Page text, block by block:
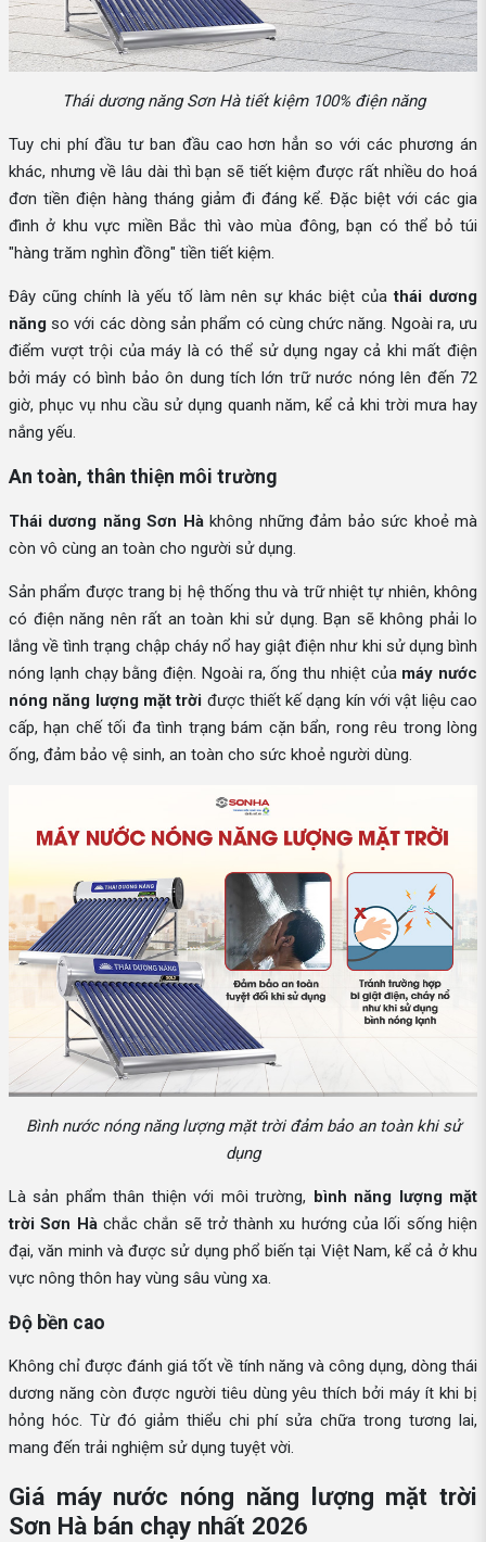
Thái dương năng Sơn Hà tiết kiệm 100% điện năng
Tuy chi phí đầu tư ban đầu cao hơn hẳn so với các phương án
khác, nhưng về lâu dài thì bạn sẽ tiết kiệm được rất nhiều do hoá
đơn tiền điện hàng tháng giảm đi đáng kể. Đặc biệt với các gia
đình ở khu vực miền Bắc thì vào mùa đông, bạn có thể bỏ túi
"hàng trăm nghìn đồng" tiền tiết kiệm.
Đây cũng chính là yếu tố làm nên sự khác biệt củathái dương
năng so với các dòng sản phẩm có cùng chức năng. Ngoài ra, ưu
điểm vượt trội của máy là có thể sử dụng ngay cả khi mất điện
bởi máy có bình bảo ôn dung tích lớn trữ nước nóng lên đến 72
giờ, phục vụ nhu cầu sử dụng quanh năm, kể cả khi trời mưa hay
nắng yếu.
An toàn, thân thiện môi trường
Thái dương năng Sơn Hàkhông những đảm bảo sức khoẻ mà
còn vô cùng an toàn cho người sử dụng.
Sản phẩm được trang bị hệ thống thu và trữ nhiệt tự nhiên, không
có điện năng nên rất an toàn khi sử dụng. Bạn sẽ không phải lo
lắng về tình trạng chập cháy nổ hay giật điện như khi sử dụng bình
nóng lạnh chạy bằng điện. Ngoài ra, ống thu nhiệt của máy nước
nóng năng lượng mặt trời được thiết kế dạng kín với vật liệu cao
cấp, hạn chế tối đa tình trạng bám cặn bẩn, rong rêu trong lòng
ống, đảm bảo vệ sinh, an toàn cho sức khoẻ người dùng.
Bình nước nóng năng lượng mặt trời đảm bảo an toàn khi sử
dụng
Là sản phẩm thân thiện với môi trường,
bình năng lượng mặt
trời Sơn Hàchắc chắn sẽ trở thành xu hướng của lối sống hiện
đại, văn minh và được sử dụng phổ biến tại Việt Nam, kể cả ở khu
vực nông thôn hay vùng sâu vùng xa.
Độ bền cao
Không chỉ được đánh giá tốt về tính năng và công dụng, dòng thái
dương năng còn được người tiêu dùng yêu thích bởi máy ít khi bị
hỏng hóc. Từ đó giảm thiểu chi phí sửa chữa trong tương lai,
mang đến trải nghiệm sử dụng tuyệt vời.
Giá máy nước nóng năng lượng mặt trời
Sơn Hà bán chạy nhất 2026